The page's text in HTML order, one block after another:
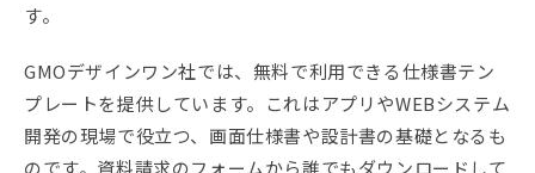
す。
GMOデザインワン社では、無料で利用できる仕様書テン
プレートを提供しています。これはアプリやWEBシステム
開発の現場で役立つ、画面仕様書や設計書の基礎となるも
のです。資料請求のフォームから誰でもダウンロードして